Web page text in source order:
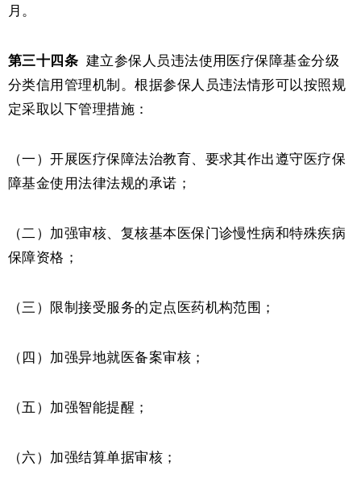
月。
第三十四条 建立参保人员违法使用医疗保障基金分级
分类信用管理机制。根据参保人员违法情形可以按照规
定采取以下管理措施：
（一）开展医疗保障法治教育、要求其作出遵守医疗保
障基金使用法律法规的承诺；
（二）加强审核、复核基本医保门诊慢性病和特殊疾病
保障资格；
（三）限制接受服务的定点医药机构范围；
（四）加强异地就医备案审核；
（五）加强智能提醒；
（六）加强结算单据审核；